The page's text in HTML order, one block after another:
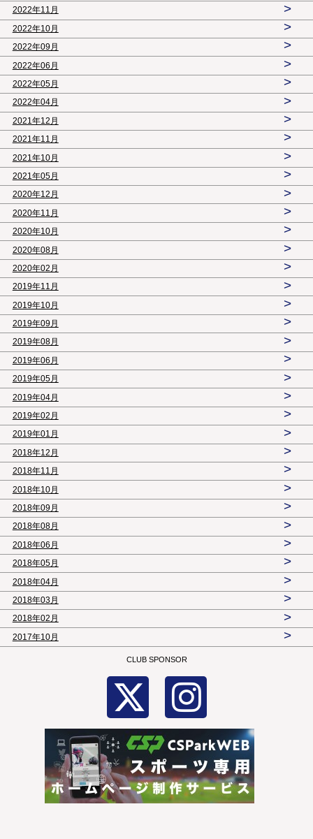
2022年11月 >
2022年10月 >
2022年09月 >
2022年06月 >
2022年05月 >
2022年04月 >
2021年12月 >
2021年11月 >
2021年10月 >
2021年05月 >
2020年12月 >
2020年11月 >
2020年10月 >
2020年08月 >
2020年02月 >
2019年11月 >
2019年10月 >
2019年09月 >
2019年08月 >
2019年06月 >
2019年05月 >
2019年04月 >
2019年02月 >
2019年01月 >
2018年12月 >
2018年11月 >
2018年10月 >
2018年09月 >
2018年08月 >
2018年06月 >
2018年05月 >
2018年04月 >
2018年03月 >
2018年02月 >
2017年10月 >
CLUB SPONSOR